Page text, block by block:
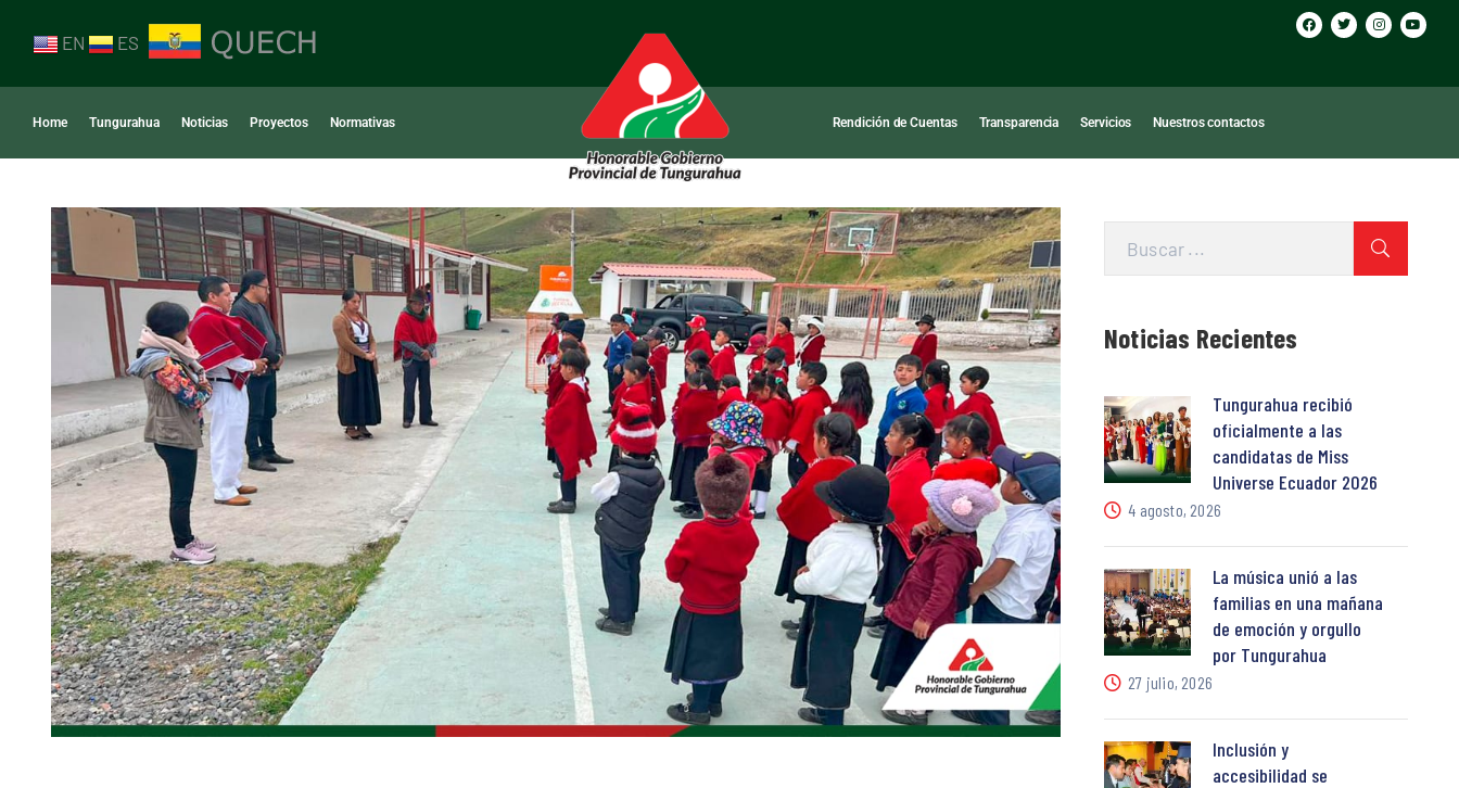
EN ES
Home Tungurahua Noticias Proyectos Normativas Rendición de Cuentas Transparencia Servicios Nuestros contactos
Noticias Recientes
Tungurahua recibió
oficialmente a las
candidatas de Miss
Universe Ecuador 2026
4 agosto, 2026
La música unió a las
familias en una mañana
de emoción y orgullo
por Tungurahua
27 julio, 2026
Inclusión y
accesibilidad se